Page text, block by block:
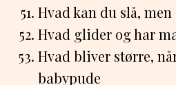
Hvad kan du slå,
Hvad glider og har
Hvad bliver større,
babypude